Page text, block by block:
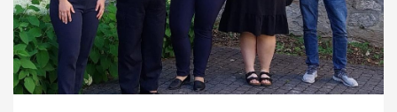
WIRTSCHAFT